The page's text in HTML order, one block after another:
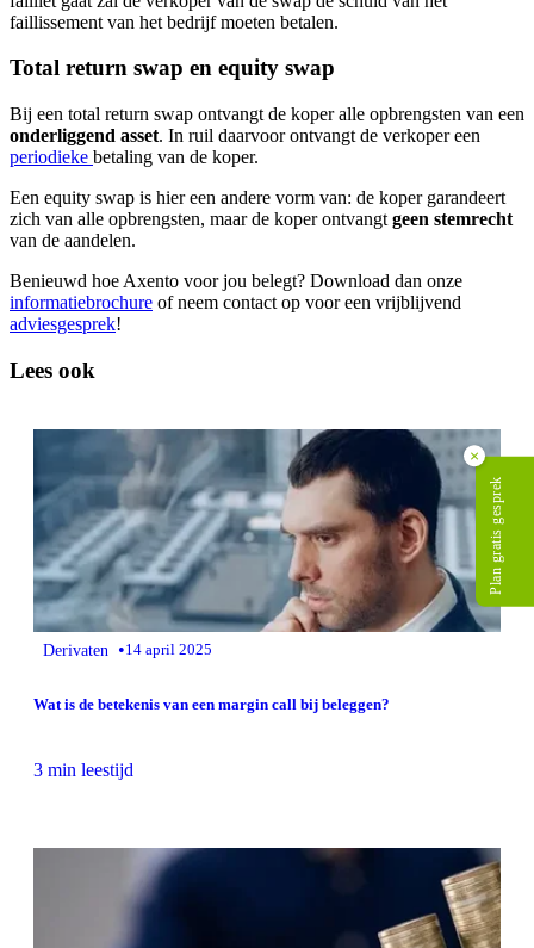
faillissement van het bedrijf moeten betalen.
Total return swap en equity swap
Bij een total return swap ontvangt de koper alle opbrengsten van een
onderliggend asset. In ruil daarvoor ontvangt de verkoper een
periodieke betaling van de koper.
Een equity swap is hier een andere vorm van: de koper garandeert
zich van alle opbrengsten, maar de koper ontvangt geen stemrecht
van de aandelen.
Benieuwd hoe Axento voor jou belegt? Download dan onze
informatiebrochure of neem contact op voor een vrijblijvend
adviesgesprek!
Lees ook
Derivaten •14 april 2025
Wat is de betekenis van een margin call bij beleggen?
3 min leestijd
×
Plan gratis gesprek